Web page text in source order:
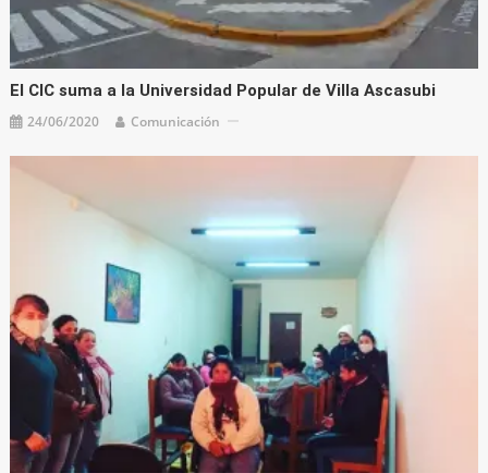
El CIC suma a la Universidad Popular de Villa Ascasubi
24/06/2020 Comunicación